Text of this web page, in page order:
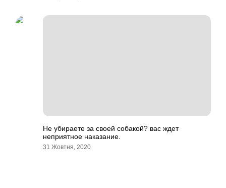
Не убираете за своей собакой? вас ждет
неприятное наказание.
31 Жовтня, 2020